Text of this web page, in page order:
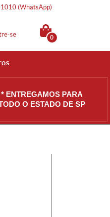
(WhatsApp)
se 0
* ENTREGAMOS PARA
O ESTADO DE SP